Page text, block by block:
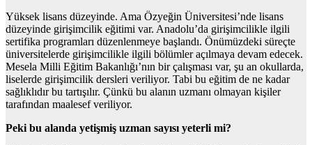
Yüksek lisans düzeyinde. Ama Özyeğin Üniversitesi’nde lisans
düzeyinde girişimcilik eğitimi var. Anadolu’da girişimcilikle ilgili
sertifika programları düzenlenmeye başlandı. Önümüzdeki süreçte
üniversitelerde girişimcilikle ilgili bölümler açılmaya devam edecek.
Mesela Milli Eğitim Bakanlığı’nın bir çalışması var, şu an okullarda,
liselerde girişimcilik dersleri veriliyor. Tabi bu eğitim de ne kadar
sağlıklıdır bu tartışılır. Çünkü bu alanın uzmanı olmayan kişiler
tarafından maalesef veriliyor.
Peki bu alanda yetişmiş uzman sayısı yeterli mi?